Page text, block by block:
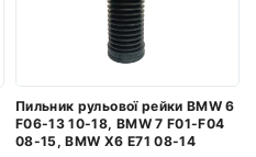
Пильник рульової рейки BMW 6
F06-13 10-18, BMW 7 F01-F04
08-15, BMW X6 E71 08-14